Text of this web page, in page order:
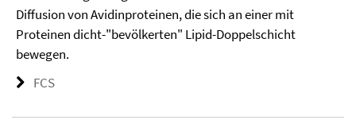
Diffusion von Avidinproteinen, die sich an einer mit
Proteinen dicht-"bevölkerten" Lipid-Doppelschicht
bewegen.
FCS